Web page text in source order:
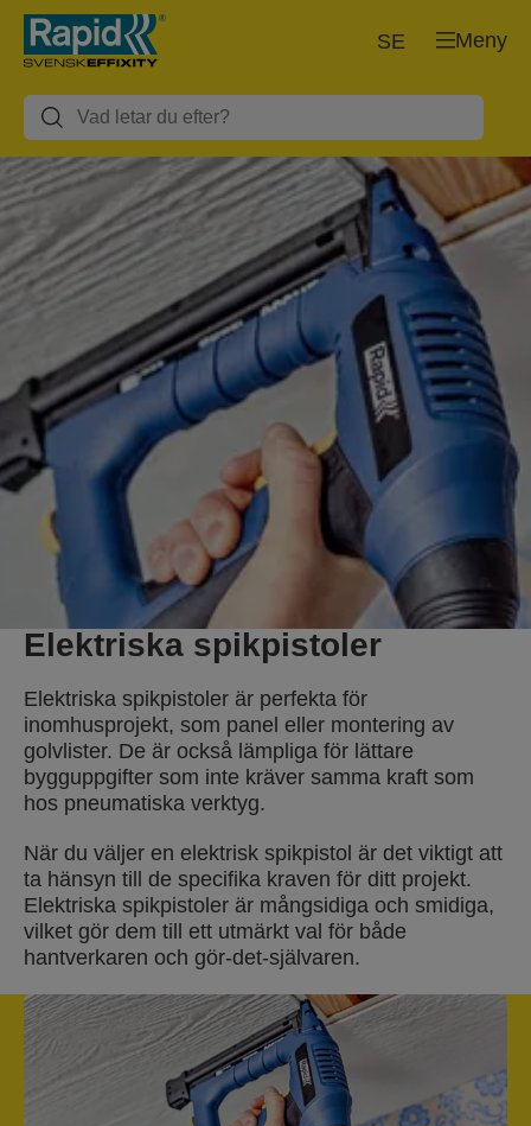
Meny
SE
Elektriska spikpistoler
Elektriska spikpistoler är perfekta för
inomhusprojekt, som panel eller montering av
golvlister. De är också lämpliga för lättare
bygguppgifter som inte kräver samma kraft som
hos pneumatiska verktyg.
När du väljer en elektrisk spikpistol är det viktigt att
ta hänsyn till de specifika kraven för ditt projekt.
Elektriska spikpistoler är mångsidiga och smidiga,
vilket gör dem till ett utmärkt val för både
hantverkaren och gör-det-självaren.